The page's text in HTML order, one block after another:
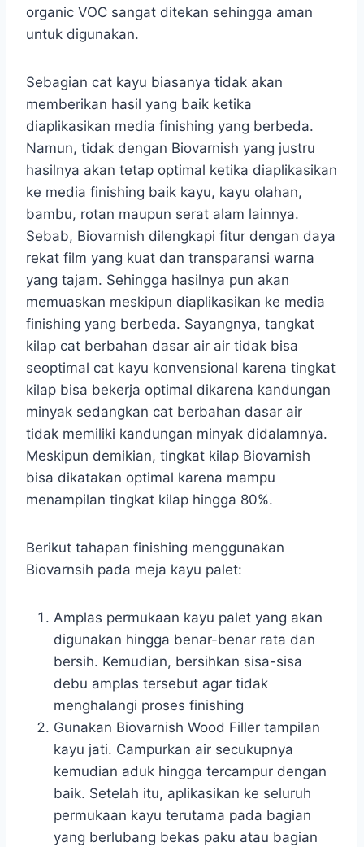
organic VOC sangat ditekan sehingga aman
untuk digunakan.
Sebagian cat kayu biasanya tidak akan
memberikan hasil yang baik ketika
diaplikasikan media finishing yang berbeda.
Namun, tidak dengan Biovarnish yang justru
hasilnya akan tetap optimal ketika diaplikasikan
ke media finishing baik kayu, kayu olahan,
bambu, rotan maupun serat alam lainnya.
Sebab, Biovarnish dilengkapi fitur dengan daya
rekat film yang kuat dan transparansi warna
yang tajam. Sehingga hasilnya pun akan
memuaskan meskipun diaplikasikan ke media
finishing yang berbeda. Sayangnya, tangkat
kilap cat berbahan dasar air air tidak bisa
seoptimal cat kayu konvensional karena tingkat
kilap bisa bekerja optimal dikarena kandungan
minyak sedangkan cat berbahan dasar air
tidak memiliki kandungan minyak didalamnya.
Meskipun demikian, tingkat kilap Biovarnish
bisa dikatakan optimal karena mampu
menampilan tingkat kilap hingga 80%.
Berikut tahapan finishing menggunakan
Biovarnsih pada meja kayu palet:
Amplas permukaan kayu palet yang akan
digunakan hingga benar-benar rata dan
bersih. Kemudian, bersihkan sisa-sisa
debu amplas tersebut agar tidak
menghalangi proses finishing
Gunakan Biovarnish Wood Filler tampilan
kayu jati. Campurkan air secukupnya
kemudian aduk hingga tercampur dengan
baik. Setelah itu, aplikasikan ke seluruh
permukaan kayu terutama pada bagian
yang berlubang bekas paku atau bagian